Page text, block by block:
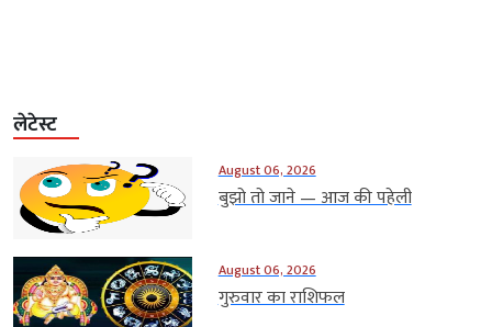
लेटेस्ट
August 06, 2026
बुझो तो जाने — आज की पहेली
August 06, 2026
गुरुवार का राशिफल